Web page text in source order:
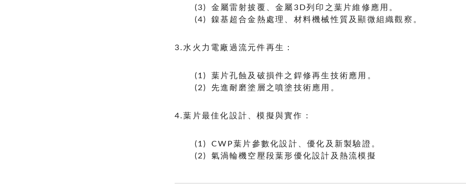
(3) 金屬雷射披覆、金屬3D列印之葉片維修應用。
(4) 鎳基超合金熱處理、材料機械性質及顯微組織觀察。
3.水火力電廠過流元件再生：
(1) 葉片孔蝕及破損件之銲修再生技術應用。
(2) 先進耐磨塗層之噴塗技術應用。
4.葉片最佳化設計、模擬與實作：
(1) CWP葉片參數化設計、優化及新製驗證。
(2) 氣渦輪機空壓段葉形優化設計及熱流模擬